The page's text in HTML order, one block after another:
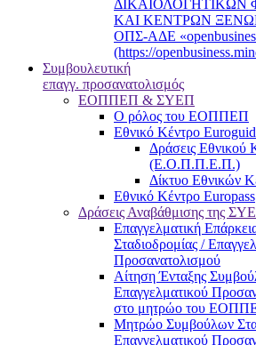
ΔΙΚΑΙΟΛΟΓΗΤΙΚΩΝ
ΚΑΙ ΚΕΝΤΡΩΝ
ΟΠΣ-ΑΔΕ
(https://
Συμβουλευτική
επαγγ. προσανατολισμός
ΕΟΠΠΕΠ & ΣΥΕΠ
Ο ρόλος του ΕΟΠΠΕΠ
Εθνικό Κέντρο
Δράσεις Εθνικού
(Ε.Ο.Π.Π.Ε.Π.)
Δίκτυο Εθνικών
Εθνικό Κέντρο Europass
Δράσεις Αναβάθμισης της
Επαγγελματική
Σταδιοδρομίας /
Προσανατολισμού
Αίτηση Ένταξης
Επαγγελματικού
στο μητρώο του
Μητρώο Συμβούλων
Επαγγελματικού